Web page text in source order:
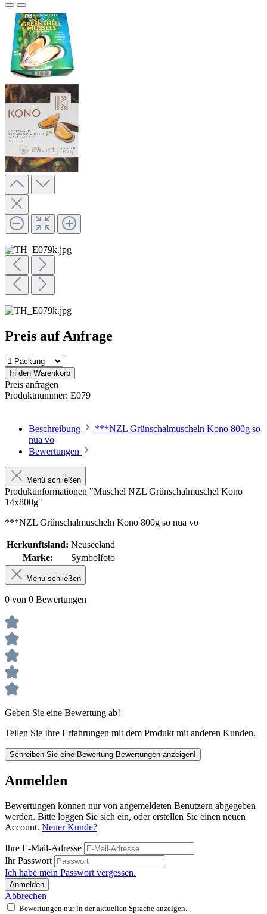
Preis auf Anfrage
In den Warenkorb
Preis anfragen
Produktnummer: E079
Beschreibung
***NZL Grünschalmuscheln Kono 800g so
nua vo
Bewertungen
Menü schließen
Produktinformationen "Muschel NZL Grünschalmuschel Kono
14x800g"
***NZL Grünschalmuscheln Kono 800g so nua vo
Herkunftsland: Neuseeland
Marke:
Symbolfoto
Menü schließen
0 von 0 Bewertungen
Geben Sie eine Bewertung ab!
Teilen Sie Ihre Erfahrungen mit dem Produkt mit anderen Kunden.
Schreiben Sie eine Bewertung Bewertungen anzeigen!
Anmelden
Bewertungen können nur von angemeldeten Benutzern abgegeben
werden. Bitte loggen Sie sich ein, oder erstellen Sie einen neuen
Account. Neuer Kunde?
Ihre E-Mail-Adresse
Ihr Passwort
Ich habe mein Passwort vergessen.
Anmelden
Abbrechen
Bewertungen nur in der aktuellen Sprache anzeigen.